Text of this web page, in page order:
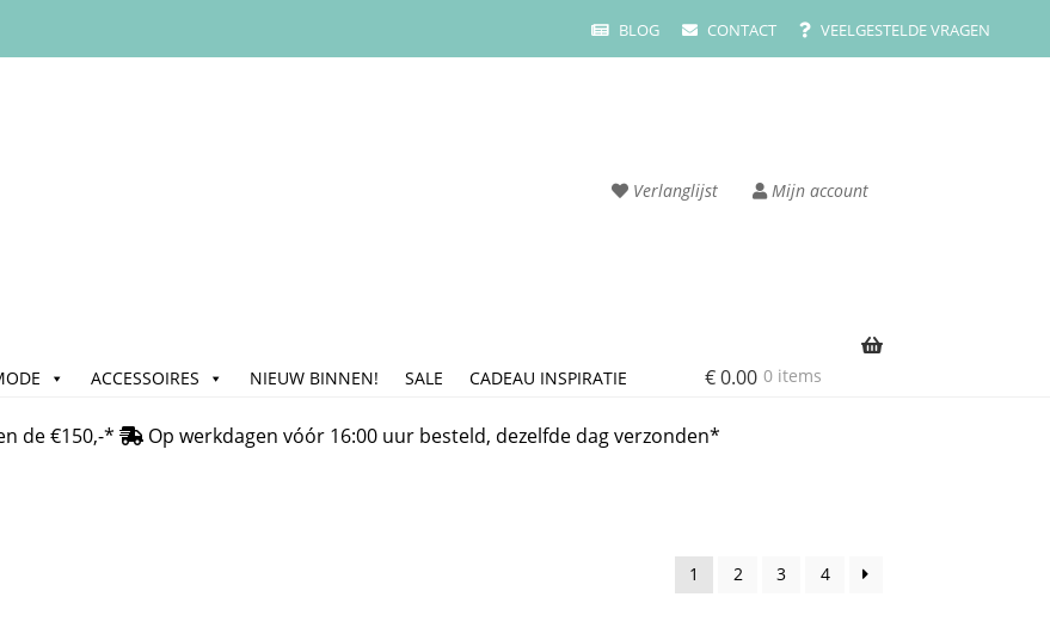
BLOG CONTACT VEELGESTELDE VRAGEN
Verlanglijst Mijn account
ACCESSOIRES NIEUW BINNEN! SALE CADEAU INSPIRATIE
& ContactBetalenBlog Cadeau & InpakserviceCart
€0.00 0 items
de €150,-* Op werkdagen vóór 16:00 uur besteld, dezelfde dag verzonden*
1 2 3 4